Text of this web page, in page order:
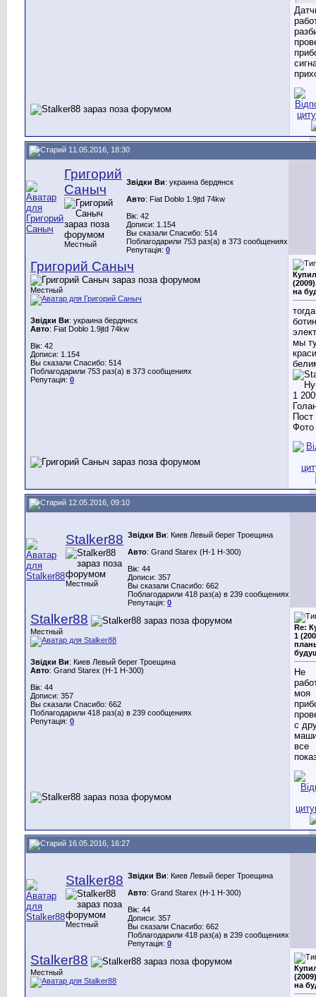
11.05.2016, 18:30
Григорий
Саныч
Местный
Звідки Ви: украина бердянск
Авто: Fiat Doblo 1.9jtd 74kw
Вік: 42
Дописи: 1.154
Вы сказали Спасибо: 514
Поблагодарили 753 раз(а) в 373 сообщениях
Репутація: 0
Григорий Саныч
Местный
Звідки Ви: украина бердянск
Авто: Fiat Doblo 1.9jtd 74kw
Вік: 42
Дописи: 1.154
Вы сказали Спасибо: 514
Поблагодарили 753 раз(а) в 373 сообщениях
Репутація: 0
на
мы
12.05.2016, 09:10
Stalker88
Местный
Звідки Ви: Киев Левый берег Троещина
Авто: Grand Starex (H-1 H-300)
Вік: 44
Дописи: 357
Вы сказали Спасибо: 662
Поблагодарили 418 раз(а) в 239 сообщениях
Репутація: 0
Stalker88
Местный
Звідки Ви: Киев Левый берег Троещина
Авто: Grand Starex (H-1 H-300)
Вік: 44
Дописи: 357
Вы сказали Спасибо: 662
Поблагодарили 418 раз(а) в 239 сообщениях
Репутація: 0
Re:
1
Не
моя
с
все
16.05.2016, 16:27
Stalker88
Местный
Звідки Ви: Киев Левый берег Троещина
Авто: Grand Starex (H-1 H-300)
Вік: 44
Дописи: 357
Вы сказали Спасибо: 662
Поблагодарили 418 раз(а) в 239 сообщениях
Репутація: 0
Stalker88
Местный
на